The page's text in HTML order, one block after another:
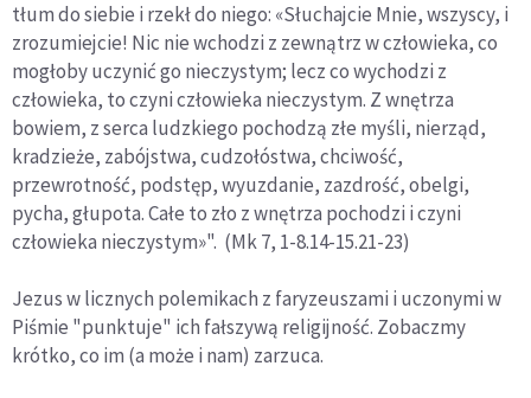
tłum do siebie i rzekł do niego: «Słuchajcie Mnie, wszyscy, i
zrozumiejcie! Nic nie wchodzi z zewnątrz w człowieka, co
mogłoby uczynić go nieczystym; lecz co wychodzi z
człowieka, to czyni człowieka nieczystym. Z wnętrza
bowiem, z serca ludzkiego pochodzą złe myśli, nierząd,
kradzieże, zabójstwa, cudzołóstwa, chciwość,
przewrotność, podstęp, wyuzdanie, zazdrość, obelgi,
pycha, głupota. Całe to zło z wnętrza pochodzi i czyni
człowieka nieczystym»". (Mk 7, 1-8.14-15.21-23)
Jezus w licznych polemikach z faryzeuszami i uczonymi w
Piśmie "punktuje" ich fałszywą religijność. Zobaczmy
krótko, co im (a może i nam) zarzuca.